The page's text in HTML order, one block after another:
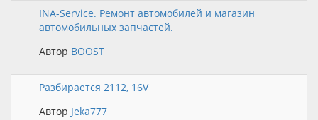
INA-Service. Ремонт автомобилей и магазин
автомобильных запчастей.
Автор BOOST
Разбирается 2112, 16V
Автор Jeka777